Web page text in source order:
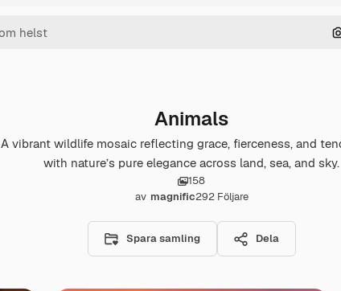
Animals
A vibrant wildlife mosaic reflecting grace, fierceness, and
with nature’s pure elegance across land, sea, and sky.
158
av magnific292 Följare
Spara samling Dela